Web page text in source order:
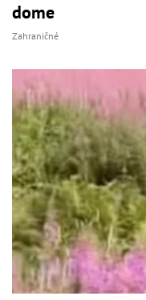
dome
Zahraničné